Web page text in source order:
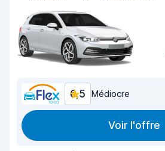
6,5 Médiocre
Voir l'offre